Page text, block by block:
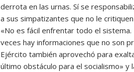
derrota en las urnas. Sí se
a sus simpatizantes que no le
«No es fácil enfrentar todo el sistema.
veces hay informaciones que no son
Ejército también aprovechó para
último obstáculo para el socialismo»